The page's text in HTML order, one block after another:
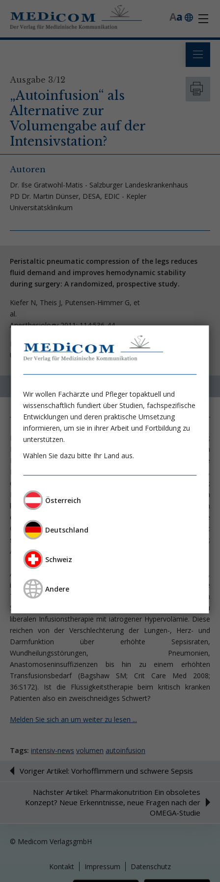
a
A
Ausgabe 3/12
„Autoinfusion“ als
Alternative zur
Volumengabe auf der
Intensivstation?
Autoren
Dr. Ilse Gratwohl-Matis - Salzburger Landeskrankenhaus
PD Dr. Martin Dünser, DESA, EDIC - Kepler
Universitätsklinikum
Peristaltic pneumatic compression of the legs reduces
fluid demand and improves hemodynamic stability
during surgery: A randomized, prospective study.
Kiefer N, Theis J, Putensen-Himmer G, et
al.
Anesthesiology 2011; 114:536-44
Department of Anesthesiology and Intensive Care Medicine,
University of Bonn, Germany.
Im Gegensatz zu aktuellen Empfehlungen (Dellinger RP;
Intensive Care Med 2008; 34:17) und der weit verbreiteten
Praxis ist nicht die optimale Füllung des Herzens, sondern die
Füllung des Gefäßsystems, allen voran der Mikrozirkulation,
das Hauptziel der Volumentherapie (Ospina-Tascon G;
Intensive Care Med 2010; 36:949). Zahlreiche Untersuchungen
konnten aufzeigen, dass der frühe und konsequente Ausgleich
einer Hypovolämie bei kritisch kranken Patienten die
Organfunktionen verbessern sowie Morbidität und Mortalität
senken kann (Rivers E; N Engl J Med 2001; 345:1368; Jansen TC;
Am J Respir Crit Care Med 2010; 183:752).
Auch wenn Flüssigkeiten, insbesondere kristalloide Lösungen,
in den letzten Jahrzehnten oft als sichere, nahezu unschuldige
Therapeutika betrachtet wurden, häufen sich
Studienergebnisse über die negativen Auswirkungen einer zu
liberalen Infusionstherapie mit iatrogener Hypervolämie. Diese
reichen von der Verschlechterung der Lungen-, Herz- und
Darmfunktion über erhöhte Sepsisraten,
Wundheilungsstörungen, Pneumonien,
Anastomoseninsuffizienzen bis hin zu einem erhöhten
Transfusionsbedarf (Bagshaw SM; Crit Care Med 2008;
36:S172). Ist die Flüssigkeitstherapie beim kritisch kranken
Patienten also ein zweischneidiges Schwert?
Melden Sie sich an um weiter zu lesen ...
Tags: intensiv-news volumen autoinfusion
Voriger Artikel: Vorhofflimmern und schwere Sepsis
Nächster Artikel: Pharmakonutrition Ein obsoletes
Konzept? Neue Erkenntnisse, neue Fragen nach der
OMEGA-Studie
© Medicom VerlagsgmbH
Kontakt Impressum Datenschutz
Wir wollen Fachärzte und Pfleger topaktuell und
wissenschaftlich fundiert über Studien, fachspezifische
Entwicklungen und deren praktische Umsetzung
informieren, um sie in ihrer Arbeit und Fortbildung zu
unterstützen.
Wählen Sie dazu bitte Ihr Land aus.
Österreich
Deutschland
Schweiz
Andere